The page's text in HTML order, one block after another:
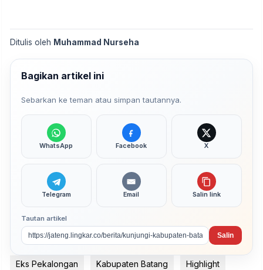
Ditulis oleh Muhammad Nurseha
Bagikan artikel ini
Sebarkan ke teman atau simpan tautannya.
WhatsApp Facebook X
Telegram Email Salin link
Tautan artikel
Salin
Eks Pekalongan Kabupaten Batang Highlight